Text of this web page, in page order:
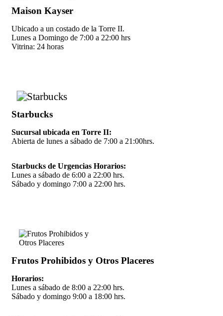
Maison Kayser
Ubicado a un costado de la Torre II.
Lunes a Domingo de 7:00 a 22:00 hrs
Vitrina: 24 horas
Starbucks
Sucursal ubicada en Torre II:
Abierta de lunes a sábado de 7:00 a 21:00hrs.
Starbucks de Urgencias Horarios:
Lunes a sábado de 6:00 a 22:00 hrs.
Sábado y domingo 7:00 a 22:00 hrs.
Frutos Prohibidos y Otros Placeres
Horarios:
Lunes a sábado de 8:00 a 22:00 hrs.
Sábado y domingo 9:00 a 18:00 hrs.